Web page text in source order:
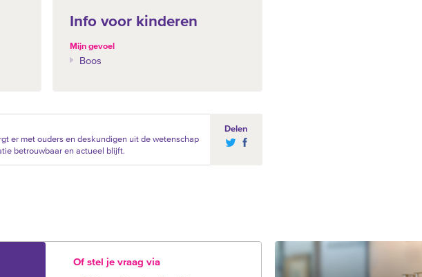
Info voor kinderen
Mijn gevoel
Boos
er met ouders en deskundigen uit de wetenschap
betrouwbaar en actueel blijft.
Delen
Of stel je vraag via